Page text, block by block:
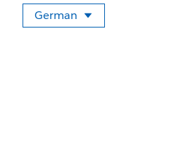
German
Sprache auswählen